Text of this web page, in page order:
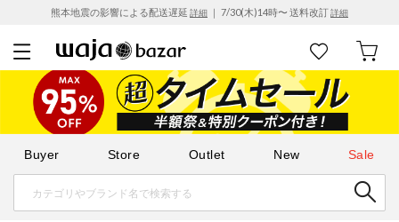
熊本地震の影響による配送遅延 詳細 ｜ 7/30(木)14時〜 送料改訂詳細
Buyer Store Outlet New Sale